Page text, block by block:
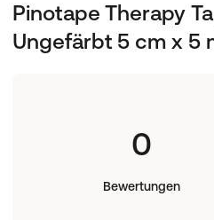
Pinotape Therapy
Ungefärbt 5 cm x 5
0
Bewertungen